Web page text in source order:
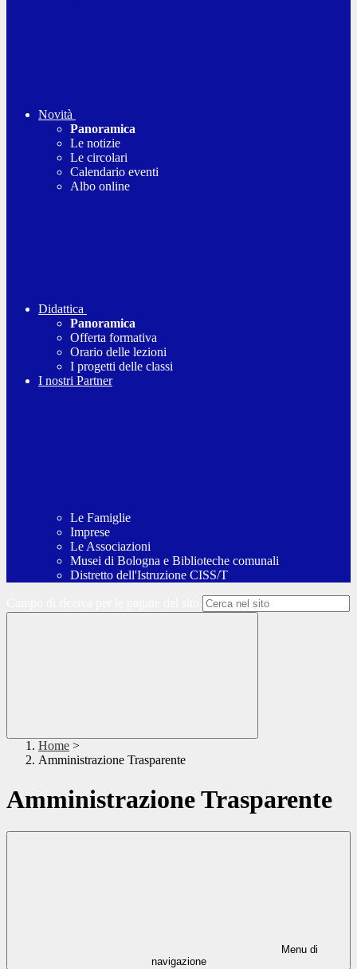
Novità
Panoramica
Le notizie
Le circolari
Calendario eventi
Albo online
Didattica
Panoramica
Offerta formativa
Orario delle lezioni
I progetti delle classi
I nostri Partner
Le Famiglie
Imprese
Le Associazioni
Musei di Bologna e Biblioteche comunali
Distretto dell'Istruzione CISS/T
Home >
Amministrazione Trasparente
Amministrazione Trasparente
Menu di
navigazione